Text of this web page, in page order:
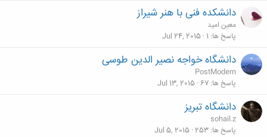
دانشکده فنی با هنر شیراز
معین امید
پاسخ ها 1
Jul 24, 2015
دانشگاه خواجه نصیر الدین طوسی
PostModern
پاسخ ها 67
Jul 13, 2015
دانشگاه تبریز
sohail.z
پاسخ ها 253
Jul 5, 2015